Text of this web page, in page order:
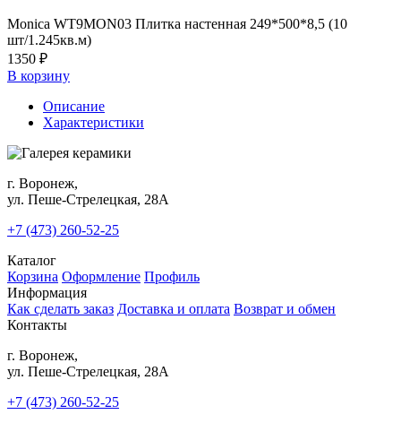
Monica WT9MON03 Плитка настенная 249*500*8,5 (10
шт/1.245кв.м)
1350 ₽
В корзину
Описание
Характеристики
г. Воронеж,
ул. Пеше-Cтрелецкая, 28А
+7 (473) 260-52-25
Каталог
Корзина Оформление Профиль
Информация
Как сделать заказ Доставка и оплата Возврат и обмен
Контакты
г. Воронеж,
ул. Пеше-Cтрелецкая, 28А
+7 (473) 260-52-25